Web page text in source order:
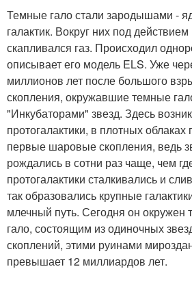
Темные гало стали зародышами -
галактик. Вокруг них под
скапливался газ. Происходил
описывает его модель ELS. Уже
миллионов лет после большого
скопления, окружавшие темные
"Инкубаторами" звезд. Здесь
протогалактики, в плотных облаках
первые шаровые скопления, ведь
рождались в сотни раз чаще, чем
протогалактики сталкивались и
так образовались крупные
млечный путь. Сегодня он
гало, состоящим из одиночных
скоплений, этими руинами
превышает 12 миллиардов лет.